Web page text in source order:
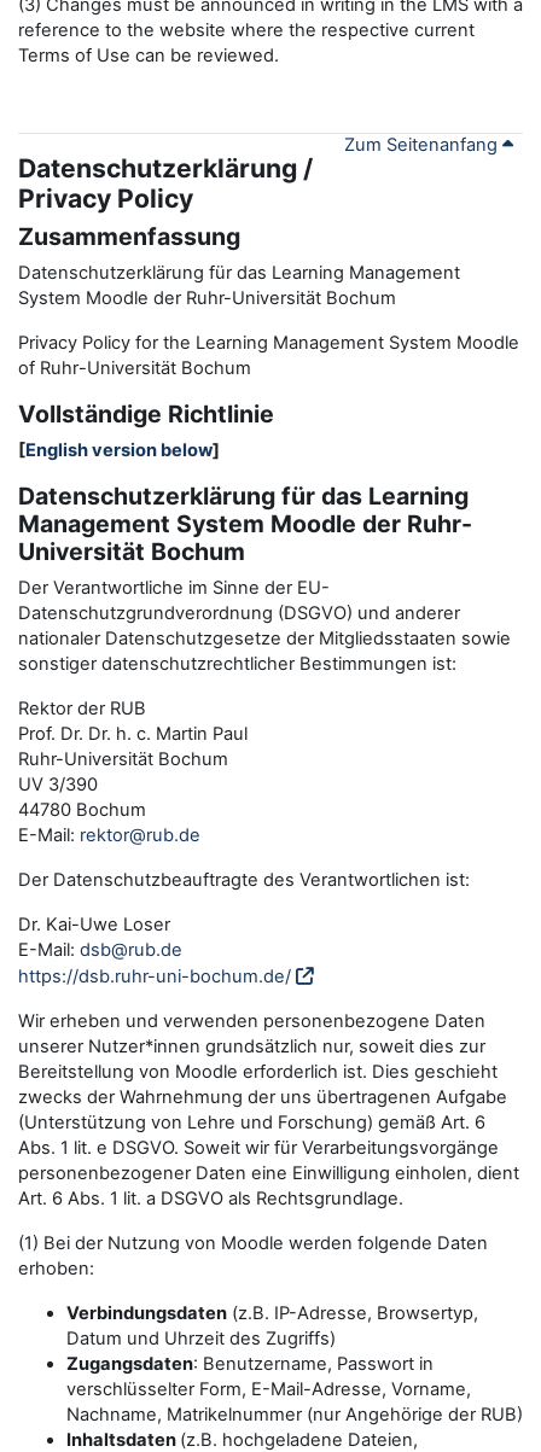
(3) Changes must be announced in writing in the LMS with a
reference to the website where the respective current
Terms of Use can be reviewed.
Zum Seitenanfang
Datenschutzerklärung /
Privacy Policy
Zusammenfassung
Datenschutzerklärung für das Learning Management
System Moodle der Ruhr-Universität Bochum
Privacy Policy for the Learning Management System Moodle
of Ruhr-Universität Bochum
Vollständige Richtlinie
[English version below]
Datenschutzerklärung für das Learning
Management System Moodle der Ruhr-
Universität Bochum
Der Verantwortliche im Sinne der EU-
Datenschutzgrundverordnung (DSGVO) und anderer
nationaler Datenschutzgesetze der Mitgliedsstaaten sowie
sonstiger datenschutzrechtlicher Bestimmungen ist:
Rektor der RUB
Prof. Dr. Dr. h. c. Martin Paul
Ruhr-Universität Bochum
UV 3/390
44780 Bochum
E-Mail: rektor@rub.de
Der Datenschutzbeauftragte des Verantwortlichen ist:
Dr. Kai-Uwe Loser
E-Mail: dsb@rub.de
https://dsb.ruhr-uni-bochum.de/
Wir erheben und verwenden personenbezogene Daten
unserer Nutzer*innen grundsätzlich nur, soweit dies zur
Bereitstellung von Moodle erforderlich ist. Dies geschieht
zwecks der Wahrnehmung der uns übertragenen Aufgabe
(Unterstützung von Lehre und Forschung) gemäß Art. 6
Abs. 1 lit. e DSGVO. Soweit wir für Verarbeitungsvorgänge
personenbezogener Daten eine Einwilligung einholen, dient
Art. 6 Abs. 1 lit. a DSGVO als Rechtsgrundlage.
(1) Bei der Nutzung von Moodle werden folgende Daten
erhoben:
Verbindungsdaten (z.B. IP-Adresse, Browsertyp,
Datum und Uhrzeit des Zugriffs)
Zugangsdaten: Benutzername, Passwort in
verschlüsselter Form, E-Mail-Adresse, Vorname,
Nachname, Matrikelnummer (nur Angehörige der RUB)
Inhaltsdaten (z.B. hochgeladene Dateien,